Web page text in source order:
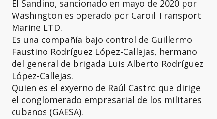
El Sandino, sancionado en mayo de 2020 por
Washington es operado por Caroil Transport
Marine LTD.
Es una compañía bajo control de Guillermo
Faustino Rodríguez López-Callejas, hermano
del general de brigada Luis Alberto Rodríguez
López-Callejas.
Quien es el exyerno de Raúl Castro que dirige
el conglomerado empresarial de los militares
cubanos (GAESA).